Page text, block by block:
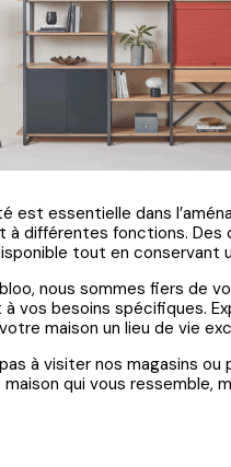
est essentielle dans
à différentes fonctions. Des
tout en conservant
nous sommes fiers de
à vos besoins spécifiques.
maison un lieu de vie
à visiter nos magasins
qui vous ressemble,